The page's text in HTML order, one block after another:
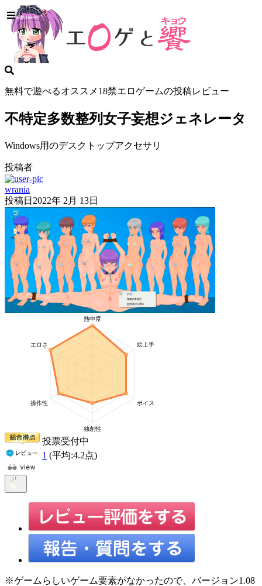
無料で遊べるオススメ18禁エロゲームの投稿レビュー
不特定多数整列女子妄想ジェネレータ
Windows用のデスクトップアクセサリ
投稿者
wrania
投稿日 2022年 2月 13日
投票受付中
1 (平均:4.2点)
※ゲームらしいゲーム要素がなかったので、バージョン1.08